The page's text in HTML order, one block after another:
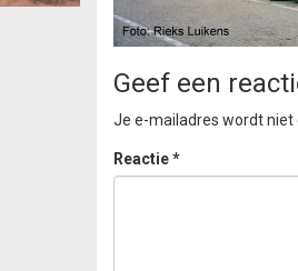
Geef een
Je e-mailadres wordt niet
Reactie*